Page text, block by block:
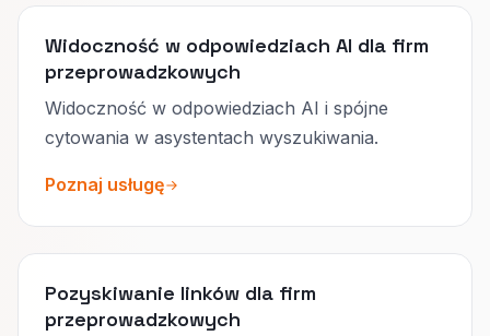
Widoczność w odpowiedziach AI dla firm
przeprowadzkowych
Widoczność w odpowiedziach AI i spójne
cytowania w asystentach wyszukiwania.
Poznaj usługę
Pozyskiwanie linków dla firm
przeprowadzkowych